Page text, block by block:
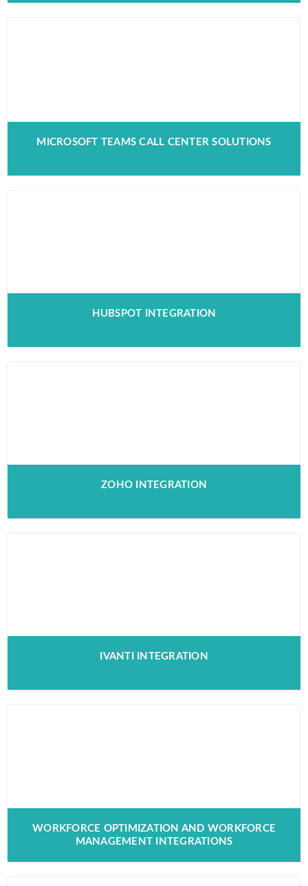
MICROSOFT TEAMS CALL CENTER SOLUTIONS
HUBSPOT INTEGRATION
ZOHO INTEGRATION
IVANTI INTEGRATION
WORKFORCE OPTIMIZATION AND WORKFORCE
MANAGEMENT INTEGRATIONS